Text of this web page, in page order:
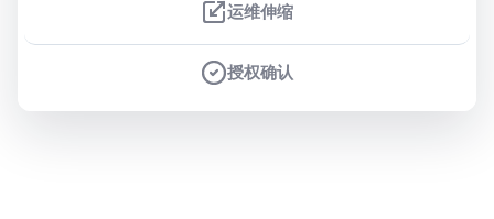
运维伸缩
授权确认